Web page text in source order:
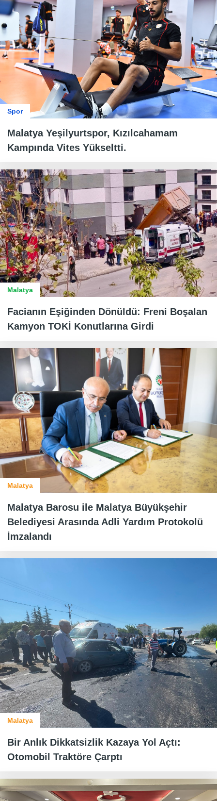
Spor
Malatya Yeşilyurtspor, Kızılcahamam
Kampında Vites Yükseltti.
Malatya
Facianın Eşiğinden Dönüldü: Freni Boşalan
Kamyon TOKİ Konutlarına Girdi
Malatya
Malatya Barosu ile Malatya Büyükşehir
Belediyesi Arasında Adli Yardım Protokolü
İmzalandı
Malatya
Bir Anlık Dikkatsizlik Kazaya Yol Açtı:
Otomobil Traktöre Çarptı